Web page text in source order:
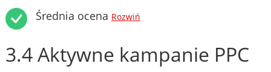
Średnia ocena Rozwiń
3.4 Aktywne kampanie PPC